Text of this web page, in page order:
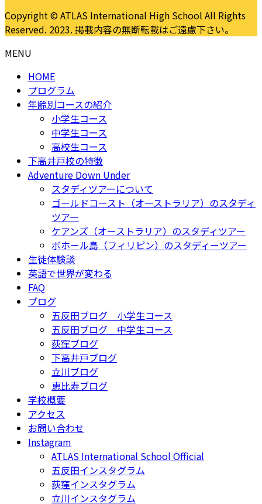
Copyright © ATLAS International High School All Rights
Reserved. 2023. 掲載内容の無断転載はご遠慮下さい。
MENU
HOME
プログラム
年齢別コースの紹介
小学生コース
中学生コース
高校生コース
下高井戸校の特徴
Adventure Down Under
スタディツアーについて
ゴールドコースト（オーストラリア）のスタディ
ツアー
ケアンズ（オーストラリア）のスタディツアー
ボホール島（フィリピン）のスタディーツアー
生徒体験談
英語で世界が変わる
FAQ
ブログ
五反田ブログ 小学生コース
五反田ブログ 中学生コース
荻窪ブログ
下高井戸ブログ
立川ブログ
恵比寿ブログ
学校概要
アクセス
お問い合わせ
Instagram
ATLAS International School Official
五反田インスタグラム
荻窪インスタグラム
立川インスタグラム